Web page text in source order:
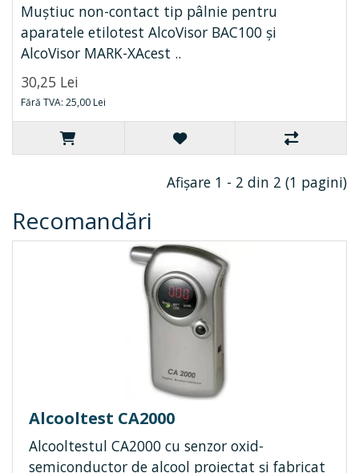
Muștiuc non-contact tip pâlnie pentru
aparatele etilotest AlcoVisor BAC100 și
AlcoVisor MARK-XAcest ..
30,25 Lei
Fără TVA: 25,00 Lei
Afişare 1 - 2 din 2 (1 pagini)
Recomandări
Alcooltest CA2000
Alcooltestul CA2000 cu senzor oxid-
semiconductor de alcool proiectat și fabricat